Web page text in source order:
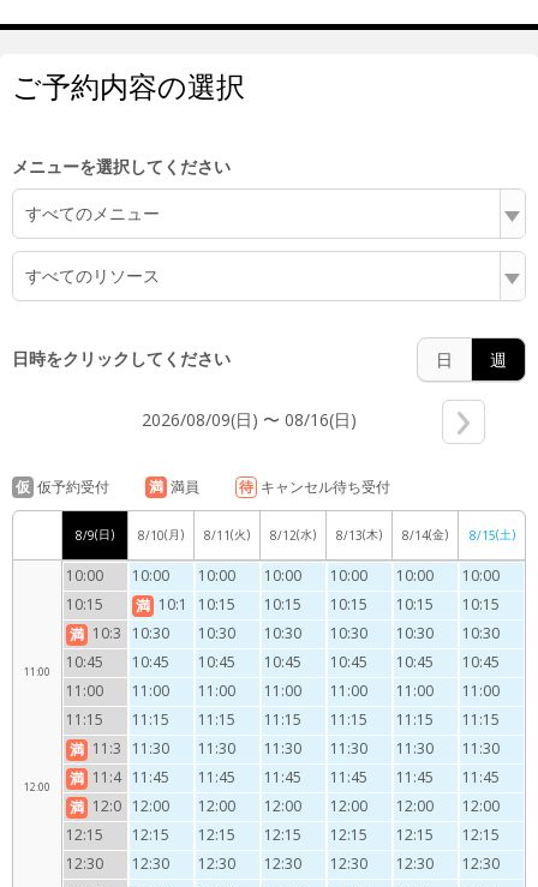
ご予約内容の選択
メニューを選択してください
すべてのメニュー
すべてのリソース
日時をクリックしてください 日 週
2026/08/09(日) 〜 08/16(日)
仮 仮予約受付 満 満員 待 キャンセル待ち受付
8/9(日) 8/10(月) 8/11(火) 8/12(水) 8/13(木) 8/14(金) 8/15(土)
6:00
7:00
10:00
11:00
12:00
10:00
かき氷
10:15
かき氷
満 10:3
0
かき氷
10:45
かき氷
11:00
かき氷
11:15
かき氷
満 11:3
0
かき氷
満 11:4
5
かき氷
満 12:0
0
かき氷
12:15
かき氷
12:30
10:00
かき氷
満 10:1
5
かき氷
10:30
かき氷
10:45
かき氷
11:00
かき氷
11:15
かき氷
11:30
かき氷
11:45
かき氷
12:00
かき氷
12:15
かき氷
12:30
10:00
かき氷
10:15
かき氷
10:30
かき氷
10:45
かき氷
11:00
かき氷
11:15
かき氷
11:30
かき氷
11:45
かき氷
12:00
かき氷
12:15
かき氷
12:30
10:00
かき氷
10:15
かき氷
10:30
かき氷
10:45
かき氷
11:00
かき氷
11:15
かき氷
11:30
かき氷
11:45
かき氷
12:00
かき氷
12:15
かき氷
12:30
10:00
かき氷
10:15
かき氷
10:30
かき氷
10:45
かき氷
11:00
かき氷
11:15
かき氷
11:30
かき氷
11:45
かき氷
12:00
かき氷
12:15
かき氷
12:30
10:00
かき氷
10:15
かき氷
10:30
かき氷
10:45
かき氷
11:00
かき氷
11:15
かき氷
11:30
かき氷
11:45
かき氷
12:00
かき氷
12:15
かき氷
12:30
10:00
かき氷
10:15
かき氷
10:30
かき氷
10:45
かき氷
11:00
かき氷
11:15
かき氷
11:30
かき氷
11:45
かき氷
12:00
かき氷
12:15
かき氷
12:30